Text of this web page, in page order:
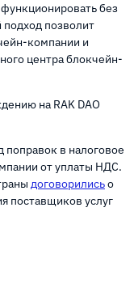
без
подход позволит
компании и
центра блокчейн-
на RAK DAO
в налоговое
от уплаты НДС.
договорилисьо
поставщиков услуг